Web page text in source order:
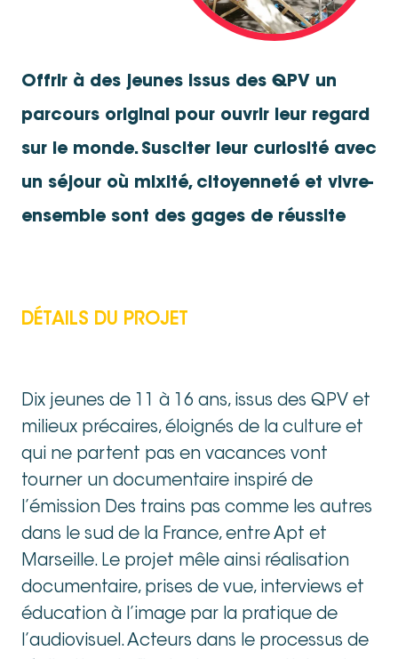
Offrir à des jeunes issus des QPV un
parcours original pour ouvrir leur regard
sur le monde. Susciter leur curiosité avec
un séjour où mixité, citoyenneté et vivre-
ensemble sont des gages de réussite
DÉTAILS DU PROJET
Dix jeunes de 11 à 16 ans, issus des QPV et
milieux précaires, éloignés de la culture et
qui ne partent pas en vacances vont
tourner un documentaire inspiré de
l’émission Des trains pas comme les autres
dans le sud de la France, entre Apt et
Marseille. Le projet mêle ainsi réalisation
documentaire, prises de vue, interviews et
éducation à l’image par la pratique de
l’audiovisuel. Acteurs dans le processus de